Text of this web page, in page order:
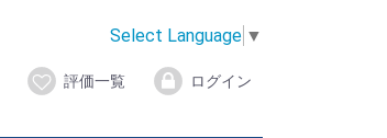
Select Language ▼
評価一覧 ログイン